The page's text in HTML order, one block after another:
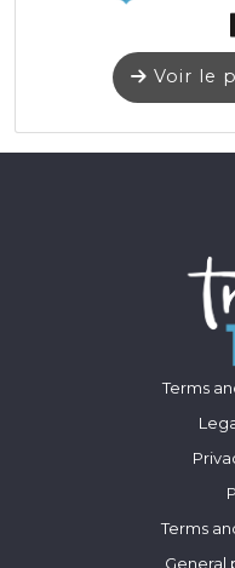
Voir le
Terms
Terms
General